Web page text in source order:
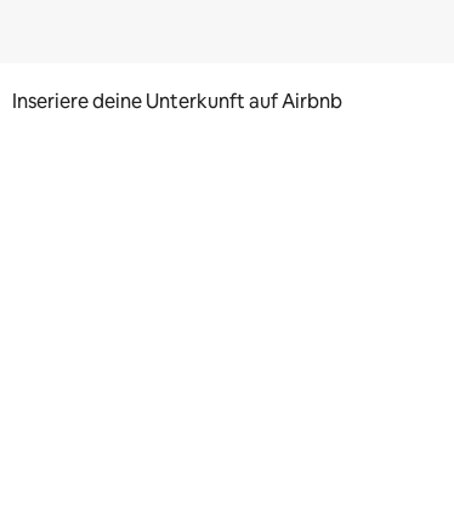
Inseriere deine Unterkunft auf Airbnb
Wischgesten.